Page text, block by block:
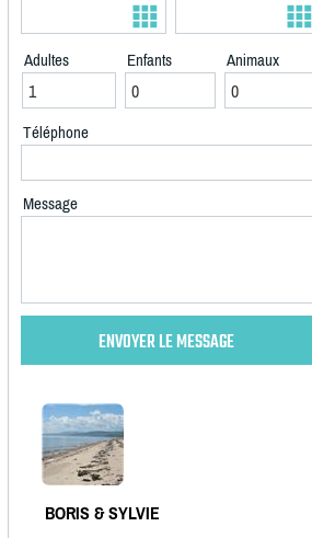
Adultes Enfants Animaux
Téléphone
Message
BORIS & SYLVIE